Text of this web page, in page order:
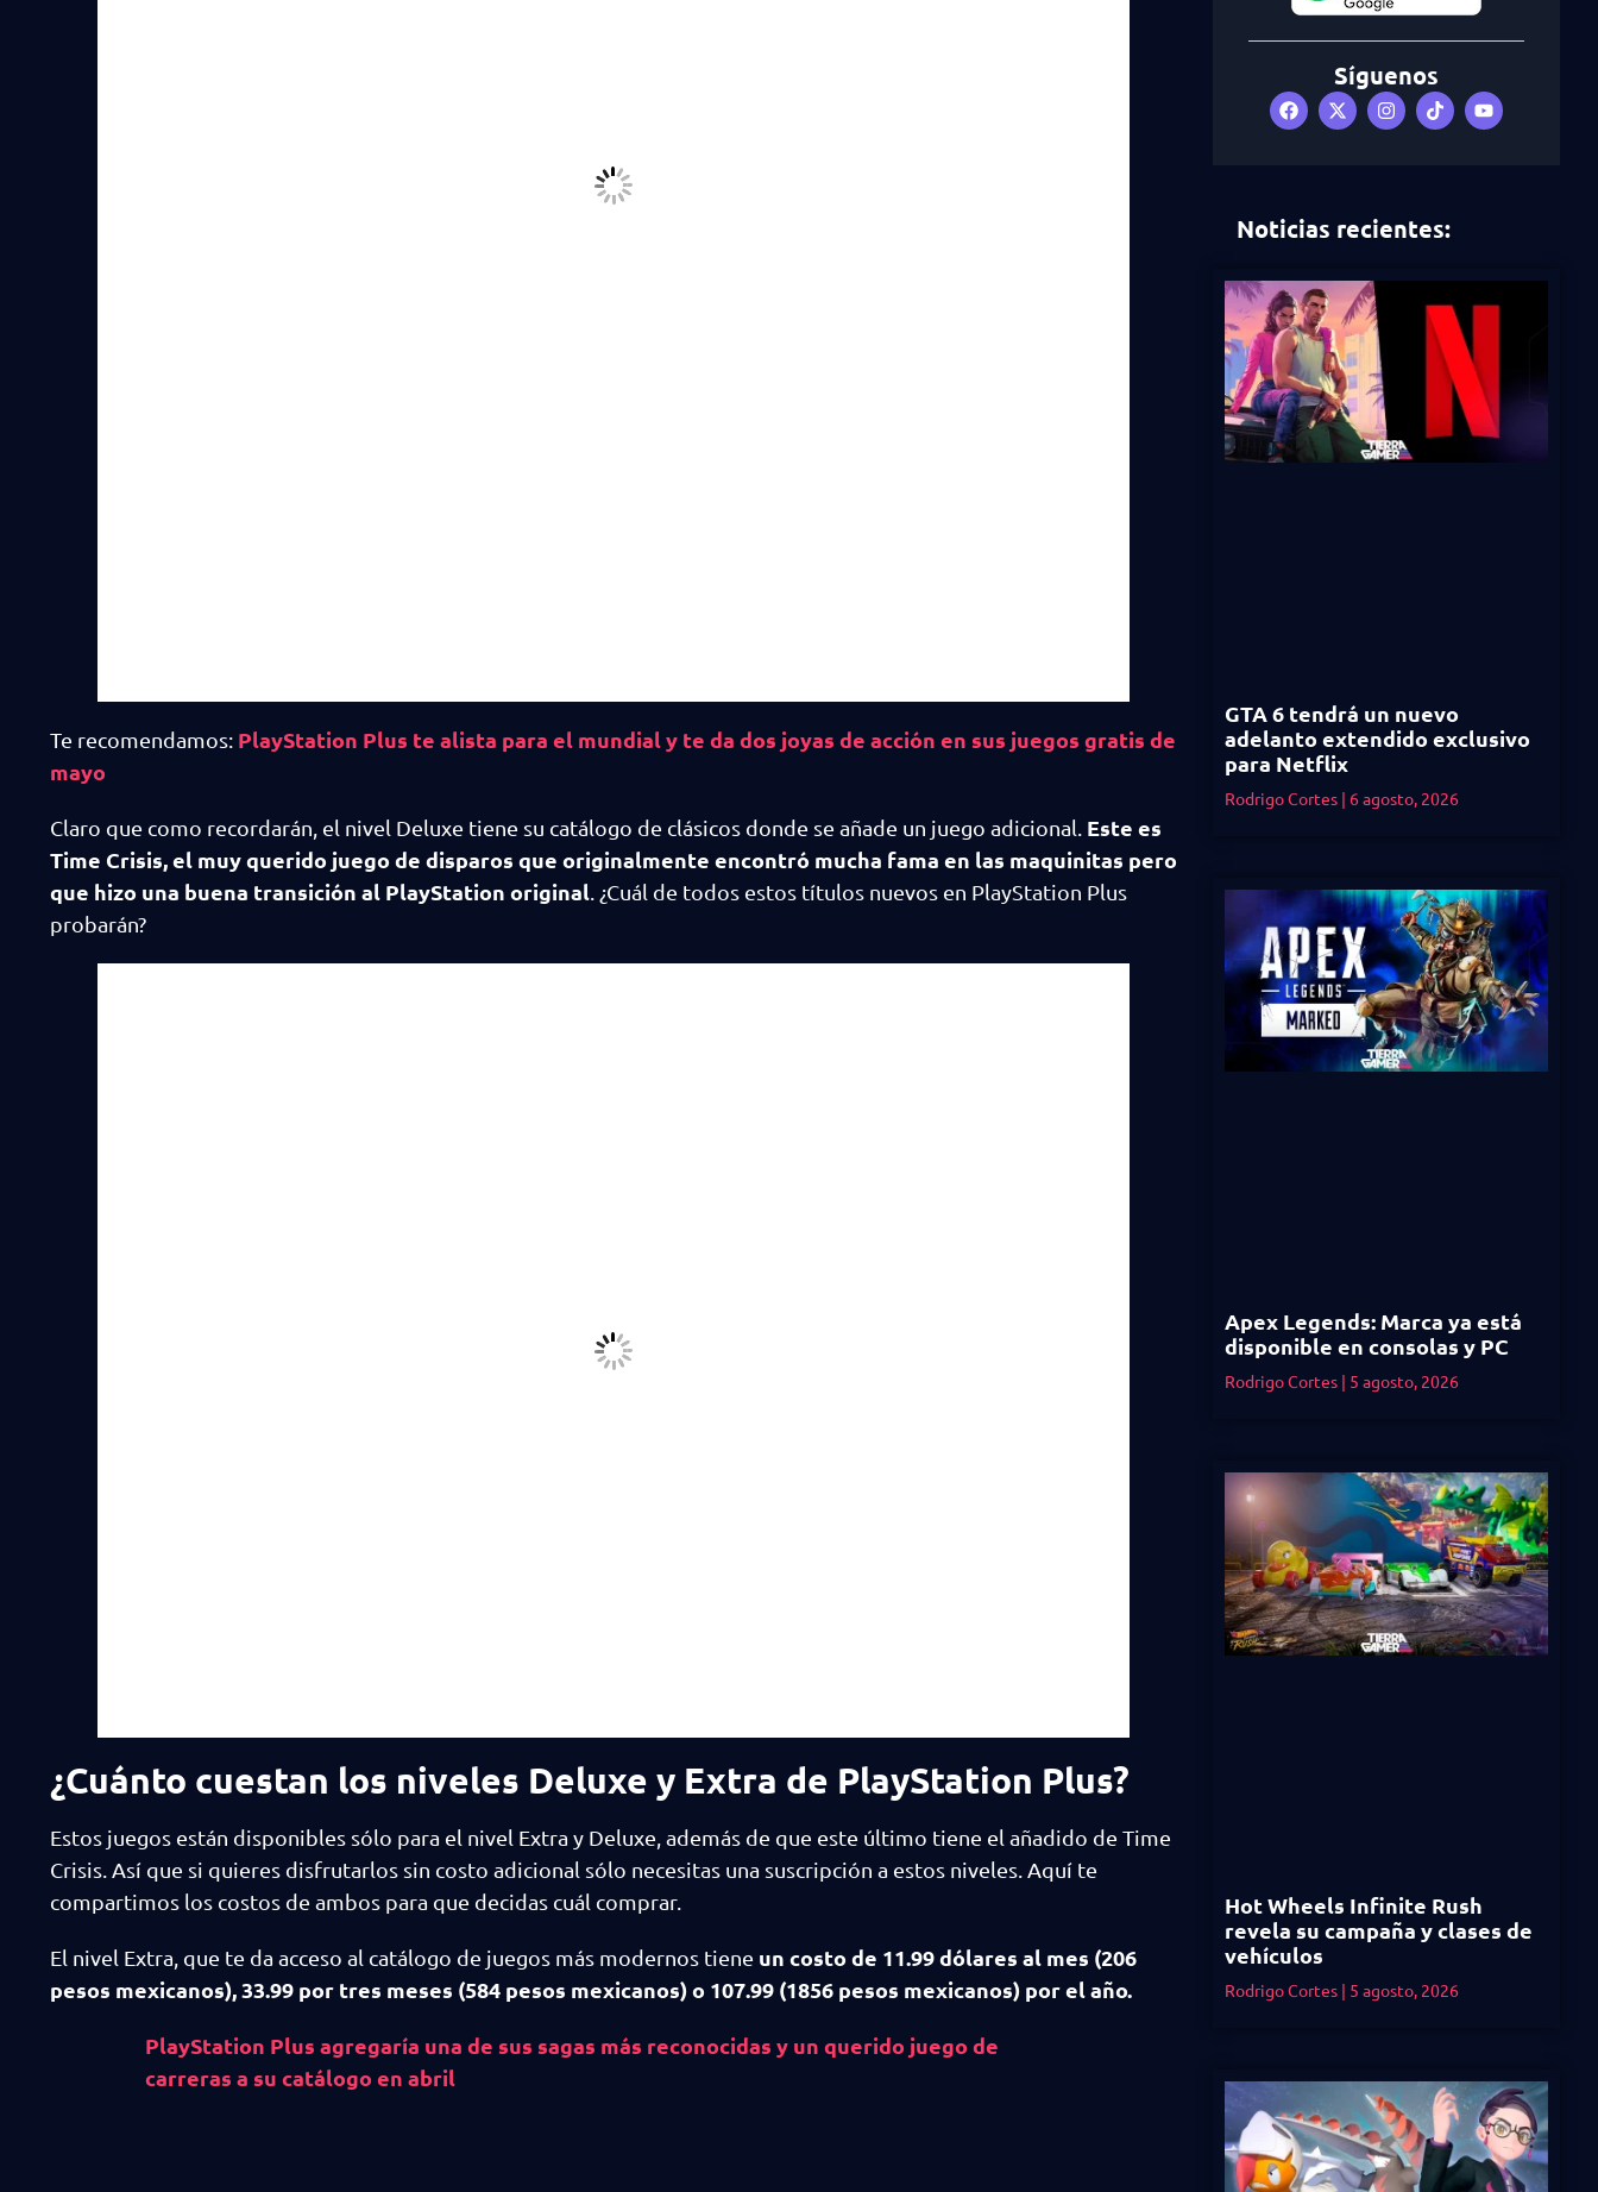
Te recomendamos: PlayStation Plus te alista para el mundial y te da dos joyas de acción en sus juegos gratis de
mayo
Claro que como recordarán, el nivel Deluxe tiene su catálogo de clásicos donde se añade un juego adicional. Este es
Time Crisis, el muy querido juego de disparos que originalmente encontró mucha fama en las maquinitas pero
que hizo una buena transición al PlayStation original . ¿Cuál de todos estos títulos nuevos en PlayStation Plus
probarán?
¿Cuánto cuestan los niveles Deluxe y Extra de PlayStation Plus?
Estos juegos están disponibles sólo para el nivel Extra y Deluxe, además de que este último tiene el añadido de Time
Crisis. Así que si quieres disfrutarlos sin costo adicional sólo necesitas una suscripción a estos niveles. Aquí te
compartimos los costos de ambos para que decidas cuál comprar.
El nivel Extra, que te da acceso al catálogo de juegos más modernos tiene un costo de 11.99 dólares al mes (206
pesos mexicanos), 33.99 por tres meses (584 pesos mexicanos) o 107.99 (1856 pesos mexicanos) por el año.
PlayStation Plus agregaría una de sus sagas más reconocidas y un querido juego de
carreras a su catálogo en abril
Síguenos
Noticias recientes:
GTA 6 tendrá un nuevo
adelanto extendido exclusivo
para Netflix
Rodrigo Cortes 6 agosto, 2026
Apex Legends: Marca ya está
disponible en consolas y PC
Rodrigo Cortes 5 agosto, 2026
Hot Wheels Infinite Rush
revela su campaña y clases de
vehículos
Rodrigo Cortes 5 agosto, 2026